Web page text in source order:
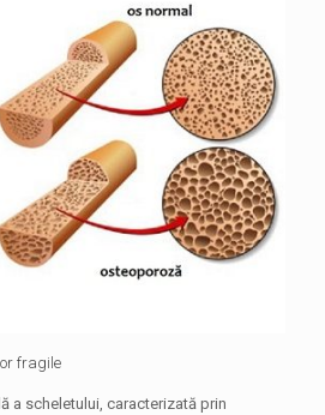
fragile
a scheletului, caracterizată prin